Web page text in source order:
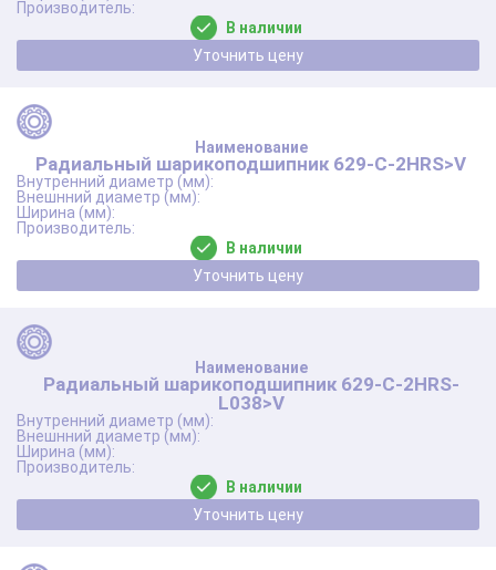
В наличии
Уточнить цену
Радиальный шарикоподшипник 629-C-2HRS>V
В наличии
Уточнить цену
Радиальный шарикоподшипник 629-C-2HRS-
L038>V
В наличии
Уточнить цену